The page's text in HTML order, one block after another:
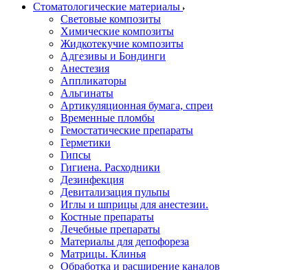
Стоматологические материалы
Световые композиты
Химические композиты
Жидкотекучие композиты
Адгезивы и Бондинги
Анестезия
Аппликаторы
Альгинаты
Артикуляционная бумага, спреи
Временные пломбы
Гемостатические препараты
Герметики
Гипсы
Гигиена. Расходники
Дезинфекция
Девитализация пульпы
Иглы и шприцы для анестезии.
Костные препараты
Лечебные препараты
Материалы для депофореза
Матрицы. Клинья
Обработка и расширение каналов